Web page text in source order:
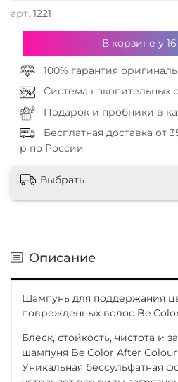
арт. 1221
В корзине у 16
100% гарантия
Система накопительных
Подарок и пробники в
Бесплатная доставка от
р по России
Выбрать
Описание
Шампунь для поддержания
поврежденных волос Be
Блеск, стойкость, чистота и
шампуня Be Color After
Уникальная бессульфатная